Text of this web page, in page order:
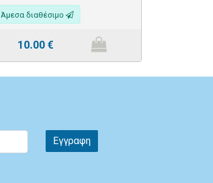
Άμεσα διαθέσιμο
10.00€
Εγγραφη